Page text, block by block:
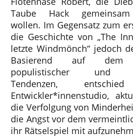
Taube Hack gemeinsam
wollen. Im Gegensatz zum
die Geschichte von „The
letzte Windmönch“ jedoch
Basierend auf dem
populistischer und
Tendenzen,
Entwickler*innenstudio,
die Verfolgung von
die Angst vor dem
ihr Rätselspiel mit